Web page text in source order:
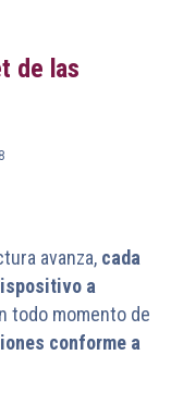
de las
avanza, cada
a
todo momento de
conforme a